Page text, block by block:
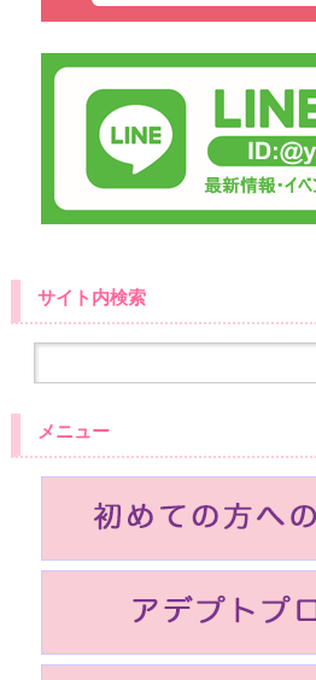
サイト内検索
メニュー